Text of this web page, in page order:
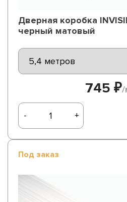
Дверная коробка
черный матовый
745 ₽/
- +
Под заказ